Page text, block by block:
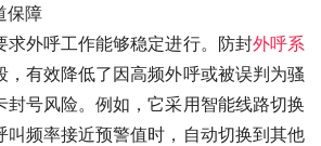
保障
求外呼工作能够稳定进行。防封外呼系
，有效降低了因高频外呼或被误判为骚
封号风险。例如，它采用智能线路切换
叫频率接近预警值时，自动切换到其他